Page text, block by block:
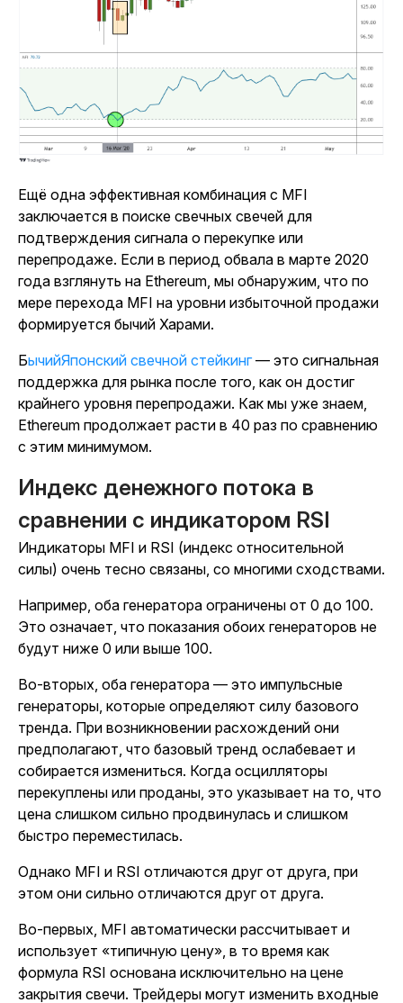
Ещё одна эффективная комбинация с MFI
заключается в поиске свечных свечей для
подтверждения сигнала о перекупке или
перепродаже. Если в период обвала в марте 2020
года взглянуть на Ethereum, мы обнаружим, что по
мере перехода MFI на уровни избыточной продажи
формируется бычий Харами.
БычийЯпонский свечной стейкинг— это сигнальная
поддержка для рынка после того, как он достиг
крайнего уровня перепродажи. Как мы уже знаем,
Ethereum продолжает расти в 40 раз по сравнению
с этим минимумом.
Индекс денежного потока в
сравнении с индикатором RSI
Индикаторы MFI и RSI (индекс относительной
силы) очень тесно связаны, со многими сходствами.
Например, оба генератора ограничены от 0 до 100.
Это означает, что показания обоих генераторов не
будут ниже 0 или выше 100.
Во-вторых, оба генератора — это импульсные
генераторы, которые определяют силу базового
тренда. При возникновении расхождений они
предполагают, что базовый тренд ослабевает и
собирается измениться. Когда осцилляторы
перекуплены или проданы, это указывает на то, что
цена слишком сильно продвинулась и слишком
быстро переместилась.
Однако MFI и RSI отличаются друг от друга, при
этом они сильно отличаются друг от друга.
Во-первых, MFI автоматически рассчитывает и
использует «типичную цену», в то время как
формула RSI основана исключительно на цене
закрытия свечи. Трейдеры могут изменить входные